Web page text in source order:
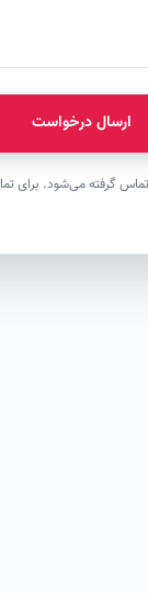
درخواست
می‌شود. برای تماس فوری: